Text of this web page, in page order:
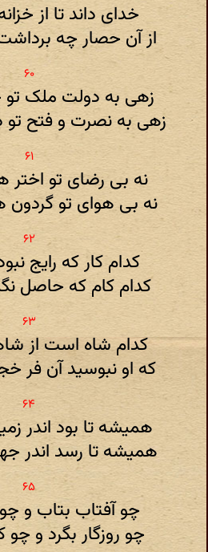
خدای داند تا از
از آن حصار چه
زهی به دولت ملک تو
زهی به نصرت و فتح
نه بی رضای تو اختر
نه بی هوای تو گردون
کدام کار که رایج
کدام کام که حاصل
کدام شاه است از
که او نبوسید آن فر
همیشه تا بود اندر
همیشه تا رسد اندر
چو آفتاب بتاب و چو
چو روزگار بگرد و